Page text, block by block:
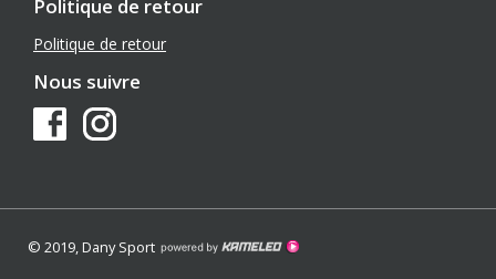
Politique de retour
Politique de retour
Nous suivre
© 2019, Dany Sport